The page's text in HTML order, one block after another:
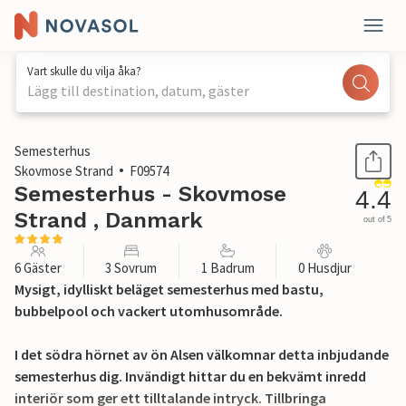
Vart skulle du vilja åka?
Lägg till destination, datum, gäster
1 / 30
Semesterhus
Skovmose Strand
F09574
Semesterhus - Skovmose
Strand , Danmark
4.4
out of 5
6 Gäster 3 Sovrum 1 Badrum 0 Husdjur
Mysigt, idylliskt beläget semesterhus med bastu,
bubbelpool och vackert utomhusområde.
I det södra hörnet av ön Alsen välkomnar detta inbjudande
semesterhus dig. Invändigt hittar du en bekvämt inredd
interiör som ger ett tilltalande intryck. Tillbringa